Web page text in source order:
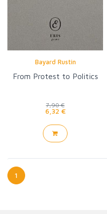
Bayard Rustin
From Protest to Politics
7,90 €
6,32 €
1